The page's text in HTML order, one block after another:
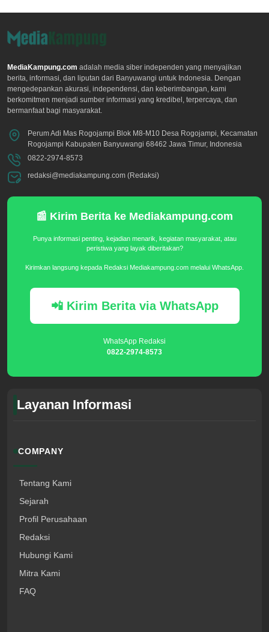
MediaKampung.com adalah media siber independen yang menyajikan
berita, informasi, dan liputan dari Banyuwangi untuk Indonesia. Dengan
mengedepankan akurasi, independensi, dan keberimbangan, kami
berkomitmen menjadi sumber informasi yang kredibel, terpercaya, dan
bermanfaat bagi masyarakat.
Perum Adi Mas Rogojampi Blok M8-M10 Desa Rogojampi, Kecamatan
Rogojampi Kabupaten Banyuwangi 68462 Jawa Timur, Indonesia
0822-2974-8573
redaksi@mediakampung.com (Redaksi)
📰 Kirim Berita ke Mediakampung.com
Punya informasi penting, kejadian menarik, kegiatan masyarakat, atau
peristiwa yang layak diberitakan?
Kirimkan langsung kepada Redaksi Mediakampung.com melalui WhatsApp.
📲 Kirim Berita via WhatsApp
WhatsApp Redaksi
0822-2974-8573
Layanan Informasi
COMPANY
Tentang Kami
Sejarah
Profil Perusahaan
Redaksi
Hubungi Kami
Mitra Kami
FAQ